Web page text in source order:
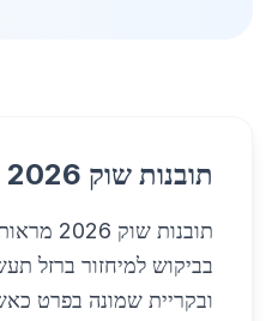
תובנות שוק 2026
תובנות
בביקוש למיחזור ברזל
ובקריית שמונה בפרט